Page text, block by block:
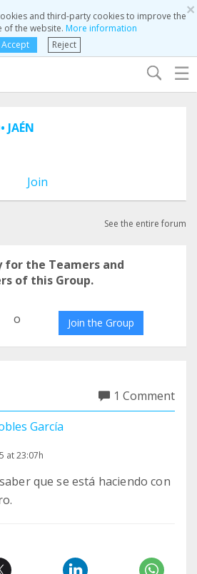
×
and third-party cookies to improve the
of the website. More information
Accept
Reject
☰
JAÉN
Join
See the entire forum
for the Teamers and
of this Group.
o Join the Group
1 Comment
García
at 23:07h
que se está haciendo con